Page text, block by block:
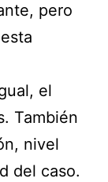
pero
el
También
nivel
del caso.